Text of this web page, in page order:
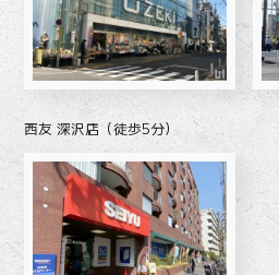
西友 深沢店（徒歩5分）